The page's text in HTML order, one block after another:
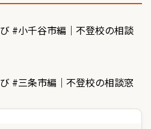
#小千谷市編｜不登校の相談
#三条市編｜不登校の相談窓